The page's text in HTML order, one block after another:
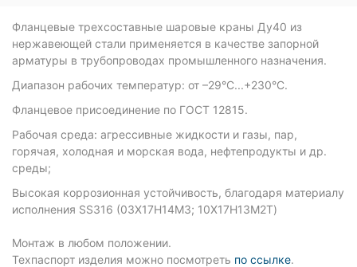
Фланцевые трехсоставные шаровые краны Ду40 из
нержавеющей стали применяется в качестве запорной
арматуры в трубопроводах промышленного назначения.
Диапазон рабочих температур: от –29°C...+230°C.
Фланцевое присоединение по ГОСТ 12815.
Рабочая среда: агрессивные жидкости и газы, пар,
горячая, холодная и морская вода, нефтепродукты и др.
среды;
Высокая коррозионная устойчивость, благодаря материалу
исполнения SS316 (03Х17Н14М3; 10Х17Н13М2Т)
Монтаж в любом положении.
Техпаспорт изделия можно посмотреть по ссылке.